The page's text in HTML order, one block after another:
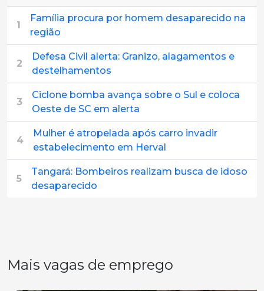
1
Família procura por homem desaparecido na
região
2
Defesa Civil alerta: Granizo, alagamentos e
destelhamentos
3
Ciclone bomba avança sobre o Sul e coloca
Oeste de SC em alerta
4
Mulher é atropelada após carro invadir
estabelecimento em Herval
5
Tangará: Bombeiros realizam busca de idoso
desaparecido
Mais vagas de emprego